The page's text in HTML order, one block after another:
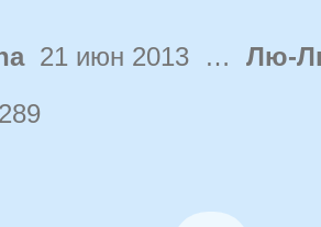
21 июн 2013 … Лю-